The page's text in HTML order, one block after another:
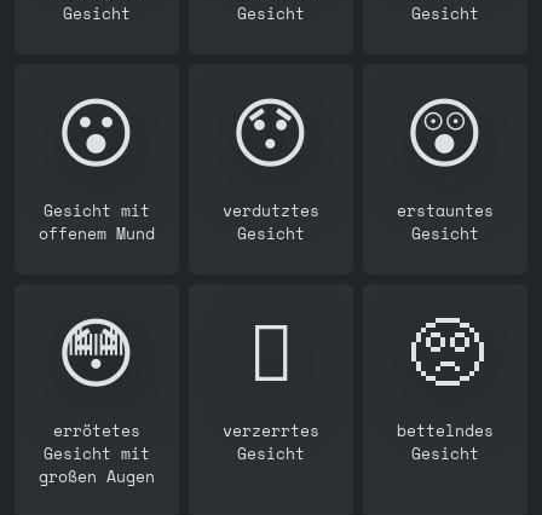
Gesicht
Gesicht
Gesicht
😮
Gesicht mit
offenem Mund
😯
verdutztes
Gesicht
😲
erstauntes
Gesicht
😳
errötetes
Gesicht mit
großen Augen
🫪
verzerrtes
Gesicht
🥺
bettelndes
Gesicht